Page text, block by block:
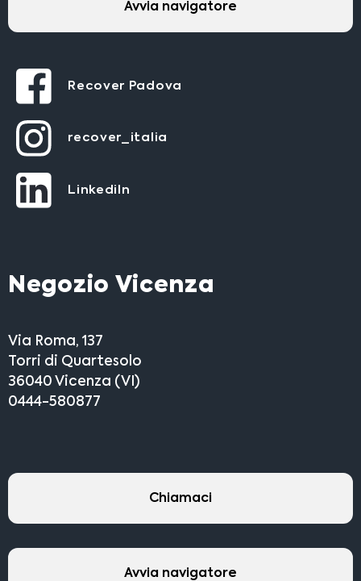
Avvia navigatore
Recover Padova
recover_italia
LinkediIn
Negozio Vicenza
Via Roma, 137
Torri di Quartesolo
36040 Vicenza (VI)
0444-580877
Chiamaci
Avvia navigatore